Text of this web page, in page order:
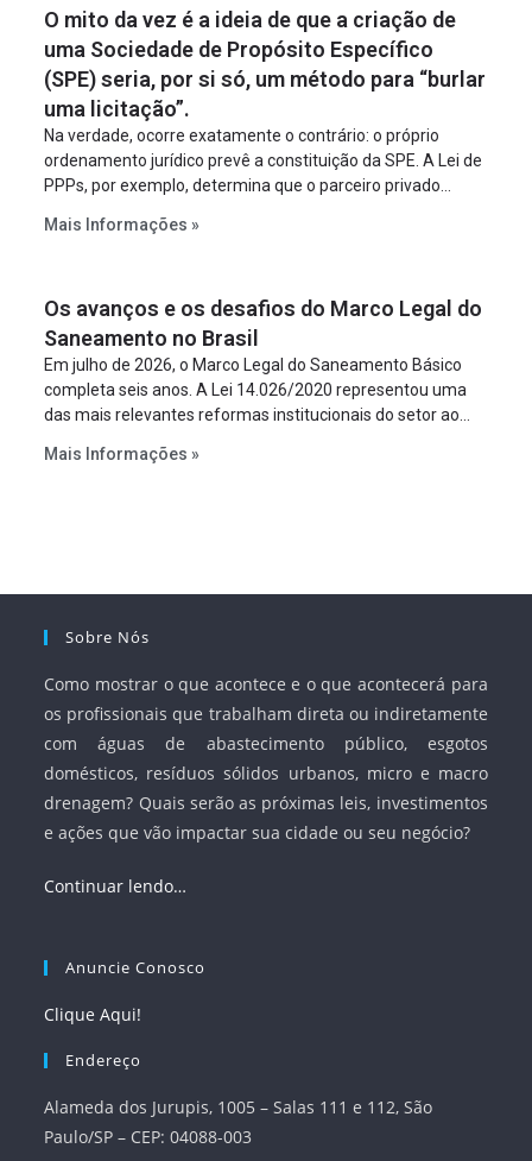
O mito da vez é a ideia de que a criação de
uma Sociedade de Propósito Específico
(SPE) seria, por si só, um método para “burlar
uma licitação”.
Na verdade, ocorre exatamente o contrário: o próprio
ordenamento jurídico prevê a constituição da SPE. A Lei de
PPPs, por exemplo, determina que o parceiro privado
empreendimento. Ou seja, a suposta “fraude à licitação” é
projeto a projeto.
Mais Informações »
Os avanços e os desafios do Marco Legal do
Saneamento no Brasil
Em julho de 2026, o Marco Legal do Saneamento Básico
completa seis anos. A Lei 14.026/2020 representou uma
das mais relevantes reformas institucionais do setor ao
serviços, ampliar a participação da iniciativa privada,
Mais Informações »
Sobre Nós
Como mostrar o que acontece e o que acontecerá para
os profissionais que trabalham direta ou indiretamente
com águas de abastecimento público, esgotos
domésticos, resíduos sólidos urbanos, micro e macro
drenagem? Quais serão as próximas leis, investimentos
e ações que vão impactar sua cidade ou seu negócio?
Continuar lendo…
Anuncie Conosco
Clique Aqui!
Endereço
Alameda dos Jurupis, 1005 – Salas 111 e 112, São
Paulo/SP – CEP: 04088-003